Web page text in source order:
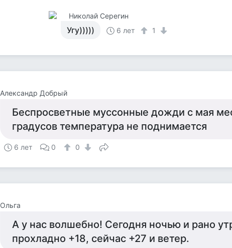
Николай Серегин
Угу))))) 6 лет 1
Александр Добрый
Беспросветные муссонные дожди с мая
градусов температура не поднимается
6 лет 0 0
Ольга
А у нас волшебно! Сегодня ночью и рано
прохладно +18, сейчас +27 и ветер.